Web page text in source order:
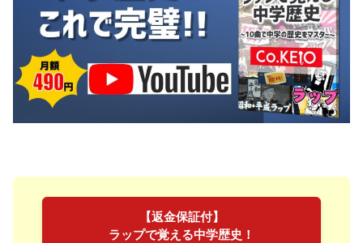
【返金保証付】
ラップで覚える中学歴史！